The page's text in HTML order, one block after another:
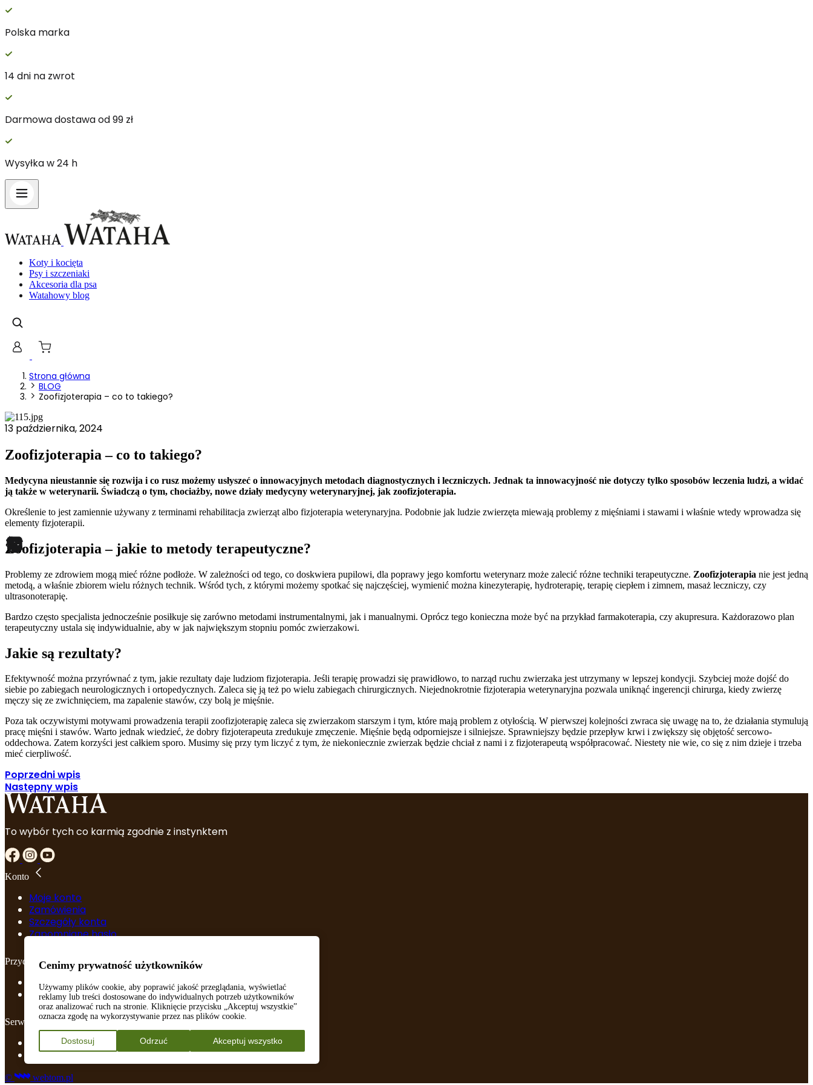
Polska marka
14 dni na zwrot
Darmowa dostawa od 99 zł
Wysyłka w 24 h
Koty i kocięta
Psy i szczeniaki
Akcesoria dla psa
Watahowy blog
Strona główna
BLOG
Zoofizjoterapia – co to takiego?
13 października, 2024
Zoofizjoterapia – co to takiego?
Medycyna nieustannie się rozwija i co rusz możemy usłyszeć o innowacyjnych metodach diagnostycznych i leczniczych. Jednak ta innowacyjność nie dotyczy tylko sposobów leczenia ludzi, a widać
ją także w weterynarii. Świadczą o tym, chociażby, nowe działy medycyny weterynaryjnej, jak zoofizjoterapia.
Określenie to jest zamiennie używany z terminami rehabilitacja zwierząt albo fizjoterapia weterynaryjna. Podobnie jak ludzie zwierzęta miewają problemy z mięśniami i stawami i właśnie wtedy wprowadza się
elementy fizjoterapii.
Zoofizjoterapia – jakie to metody terapeutyczne?
Problemy ze zdrowiem mogą mieć różne podłoże. W zależności od tego, co doskwiera pupilowi, dla poprawy jego komfortu weterynarz może zalecić różne techniki terapeutyczne. Zoofizjoterapia nie jest jedną
metodą, a właśnie zbiorem wielu różnych technik. Wśród tych, z którymi możemy spotkać się najczęściej, wymienić można kinezyterapię, hydroterapię, terapię ciepłem i zimnem, masaż leczniczy, czy
ultrasonoterapię.
Bardzo często specjalista jednocześnie posiłkuje się zarówno metodami instrumentalnymi, jak i manualnymi. Oprócz tego konieczna może być na przykład farmakoterapia, czy akupresura. Każdorazowo plan
terapeutyczny ustala się indywidualnie, aby w jak największym stopniu pomóc zwierzakowi.
Jakie są rezultaty?
Efektywność można przyrównać z tym, jakie rezultaty daje ludziom fizjoterapia. Jeśli terapię prowadzi się prawidłowo, to narząd ruchu zwierzaka jest utrzymany w lepszej kondycji. Szybciej może dojść do
siebie po zabiegach neurologicznych i ortopedycznych. Zaleca się ją też po wielu zabiegach chirurgicznych. Niejednokrotnie fizjoterapia weterynaryjna pozwala uniknąć ingerencji chirurga, kiedy zwierzę
męczy się ze zwichnięciem, ma zapalenie stawów, czy bolą je mięśnie.
Poza tak oczywistymi motywami prowadzenia terapii zoofizjoterapię zaleca się zwierzakom starszym i tym, które mają problem z otyłością. W pierwszej kolejności zwraca się uwagę na to, że działania stymulują
pracę mięśni i stawów. Warto jednak wiedzieć, że dobry fizjoterapeuta zredukuje zmęczenie. Mięśnie będą odporniejsze i silniejsze. Sprawniejszy będzie przepływ krwi i zwiększy się objętość sercowo-
oddechowa. Zatem korzyści jest całkiem sporo. Musimy się przy tym liczyć z tym, że niekoniecznie zwierzak będzie chciał z nami i z fizjoterapeutą współpracować. Niestety nie wie, co się z nim dzieje i trzeba
mieć cierpliwość.
Poprzedni wpis
Następny wpis
To wybór tych co karmią zgodnie z instynktem
Konto
Moje konto
Zamówienia
Szczegóły konta
Zapomniane hasło
Przydatne linki
Regulamin
Polityka prywatności
Serwis
Kontakt
Blog
© webtom.pl
Cenimy prywatność użytkowników
Używamy plików cookie, aby poprawić jakość przeglądania, wyświetlać
reklamy lub treści dostosowane do indywidualnych potrzeb użytkowników
oraz analizować ruch na stronie. Kliknięcie przycisku „Akceptuj wszystkie”
oznacza zgodę na wykorzystywanie przez nas plików cookie.
Dostosuj Odrzuć Akceptuj wszystko
Partnerzy mogą połączyć te informacje z innymi danymi otrzymanymi od Ciebie lub uzyskanymi podczas korzystania z ich usług.
Niezbędne pliki cookie mają kluczowe znaczenie dla podstawowych funkcji witryny i witryna nie będzie działać w zamierzony sposób bez
Preferencje
Pliki cookie dotyczące preferencji umożliwiają stronie zapamiętanie informacji, które zmieniają wygląd lub funkcjonowanie strony, np.
Statystyka
Statystyczne pliki cookie pomagają właścicielem stron internetowych zrozumieć, w jaki sposób różni użytkownicy zachowują się na stronie,
gromadząc i zgłaszając anonimowe informacje.
Marketing
Nieklasyfikowane
Nieklasyfikowane pliki cookie, to pliki, które są w procesie klasyfikowania, wraz z dostawcami poszczególnych ciasteczek.
Odrzuć Zapisz moje preferencje Akceptuj wszystko